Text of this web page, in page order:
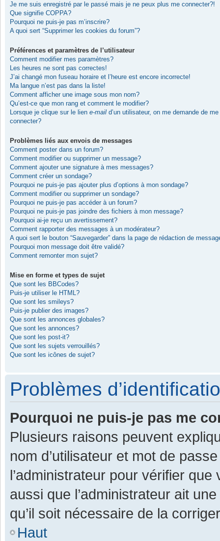
Je me suis enregistré par le passé mais je ne peux plus me connecter?!
Que signifie COPPA?
Pourquoi ne puis-je pas m’inscrire?
A quoi sert “Supprimer les cookies du forum”?
Préférences et paramètres de l’utilisateur
Comment modifier mes paramètres?
Les heures ne sont pas correctes!
J’ai changé mon fuseau horaire et l’heure est encore incorrecte!
Ma langue n’est pas dans la liste!
Comment afficher une image sous mon nom?
Qu’est-ce que mon rang et comment le modifier?
Lorsque je clique sur le lien e-mail d’un utilisateur, on me demande de me
connecter?
Problèmes liés aux envois de messages
Comment poster dans un forum?
Comment modifier ou supprimer un message?
Comment ajouter une signature à mes messages?
Comment créer un sondage?
Pourquoi ne puis-je pas ajouter plus d’options à mon sondage?
Comment modifier ou supprimer un sondage?
Pourquoi ne puis-je pas accéder à un forum?
Pourquoi ne puis-je pas joindre des fichiers à mon message?
Pourquoi ai-je reçu un avertissement?
Comment rapporter des messages à un modérateur?
A quoi sert le bouton “Sauvegarder” dans la page de rédaction de
Pourquoi mon message doit être validé?
Comment remonter mon sujet?
Mise en forme et types de sujet
Que sont les BBCodes?
Puis-je utiliser le HTML?
Que sont les smileys?
Puis-je publier des images?
Que sont les annonces globales?
Que sont les annonces?
Que sont les post-it?
Que sont les sujets verrouillés?
Que sont les icônes de sujet?
Problèmes
Pourquoi ne puis-je pas me
Plusieurs raisons peuvent
nom d’utilisateur et mot de
l’administrateur pour vérifier
aussi que l’administrateur ait
qu’il soit nécessaire de la
Haut